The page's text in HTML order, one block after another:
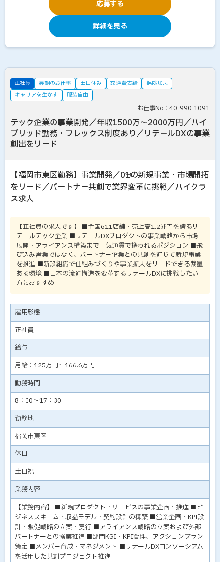
応募する
詳細を見る
正社員 長期のお仕事 土日休み 交通費支給
保険加入
キャリアを生かす
服装自由
お仕事No：40-990-1091
テック企業の事業開発／年収1500万～2000万円／ハイ
ブリッド勤務・フレックス制度あり／リテールDXの事業
創出をリード
【福岡市東区勤務】事業開発／0→1の新規事業・市場開拓
をリード／パートナー共創で業界変革に挑戦／ハイクラ
ス求人
【正社員の求人です】 ■全国611店舗・売上高1.2兆円を誇るリ
テールテック企業 ■リテールDXプロダクトの事業戦略から市場
展開・アライアンス構築まで一気通貫で携われるポジション ■飛
び込み営業ではなく、パートナー企業との共創を通じて新規事業
を推進 ■新設組織で仕組みづくりや事業拡大をリードできる裁量
ある環境 ■日本の流通構造を変革するリテールDXに挑戦したい
方におすすめ
雇用形態
正社員
給与
月給：125万円～166.6万円
勤務時間
8：30～17：30
勤務地
福岡市東区
休日
土日祝
業務内容
【業務内容】 ■新規プロダクト・サービスの事業企画・推進 ■ビ
ジネススキーム・収益モデル・契約設計の構築 ■営業企画・KPI設
計・販促戦略の立案・実行 ■アライアンス戦略の立案および外部
パートナーとの協業推進 ■部門KGI・KPI管理、アクションプラン
策定 ■メンバー育成・マネジメント ■リテールDXコンソーシアム
を活用した共創プロジェクト推進